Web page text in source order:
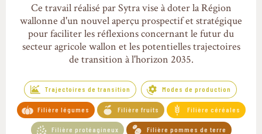
Ce travail réalisé par Sytra vise à doter la Région
wallonne d'un nouvel aperçu prospectif et stratégique
pour faciliter les réflexions concernant le futur du
secteur agricole wallon et les potentielles trajectoires
de transition à l'horizon 2035.
Trajectoires de transition Modes de production
Filière légumes Filière fruits Filière céréales
Filière protéagineux Filière pommes de terre